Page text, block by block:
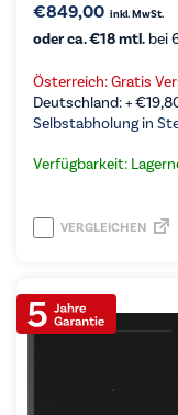
€849,00 inkl. MwSt.
oder ca. €18 mtl. bei
Österreich: Gratis
Deutschland: +€
Selbstabholung in
Verfügbarkeit:
VERGLEICHEN